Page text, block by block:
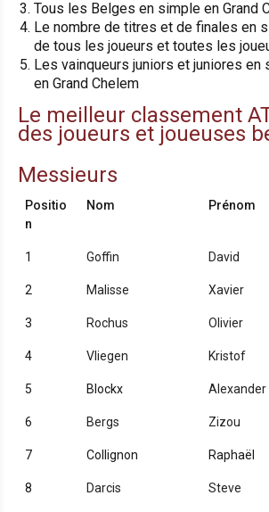
Tous les Belges en simple en Grand
Le nombre de titres et de finales en
de tous les joueurs et toutes les
Les vainqueurs juniors et juniores en
en Grand Chelem
Le meilleur classement
des joueurs et joueuses
Messieurs
Positio
n
Nom Prénom
1 Goffin David
2 Malisse Xavier
3 Rochus Olivier
4 Vliegen Kristof
5 Blockx Alexander
6 Bergs Zizou
7 Collignon Raphaël
8 Darcis Steve